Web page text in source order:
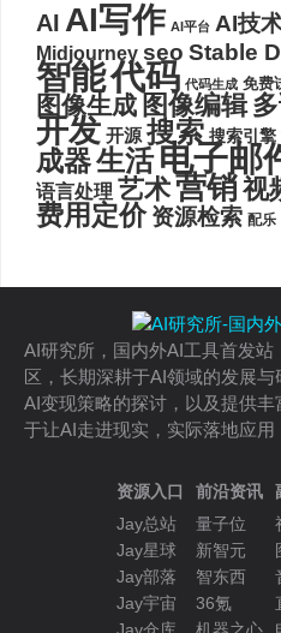
AI AI写作 AI平台 AI技
Midjourney seo Stable
智能代码 代码生成 免费
图像生成 图像编辑
开发 开源 搜索 搜索引擎
成器生活电子邮
语言处理 艺术营销视
费用定价 资源检索 配乐
AI研究所，国内外AI工具首发
区，长期深耕于AI领域的发展与
AI变现策略的探讨，以及提供
于让AI走进现实，实际落地应用
资源入口
Jay总站
Jay星球
Jay部落
Jay宇宙
前沿资讯
量子位
新智元
智东西
36氪